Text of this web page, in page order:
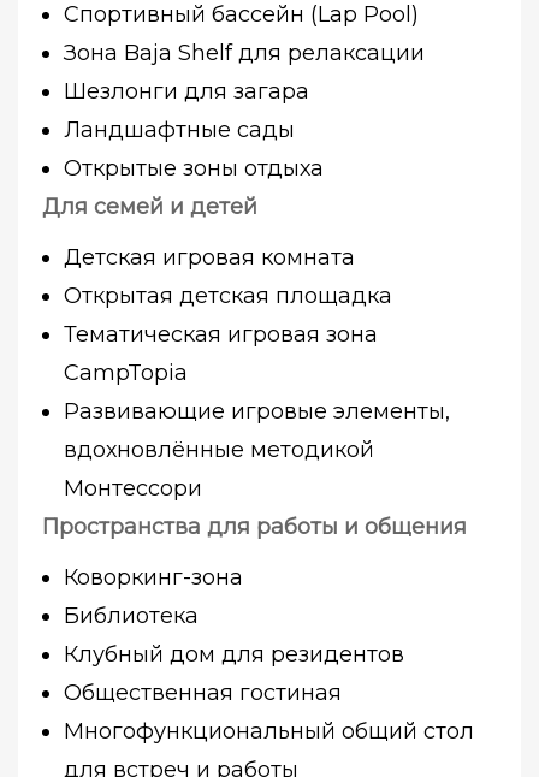
Спортивный бассейн (Lap Pool)
Зона Baja Shelf для релаксации
Шезлонги для загара
Ландшафтные сады
Открытые зоны отдыха
Для семей и детей
Детская игровая комната
Открытая детская площадка
Тематическая игровая зона
CampTopia
Развивающие игровые элементы,
вдохновлённые методикой
Монтессори
Пространства для работы и общения
Коворкинг-зона
Библиотека
Клубный дом для резидентов
Общественная гостиная
Многофункциональный общий стол
для встреч и работы